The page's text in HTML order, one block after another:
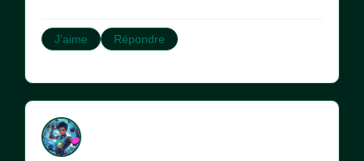
J'aime Répondre